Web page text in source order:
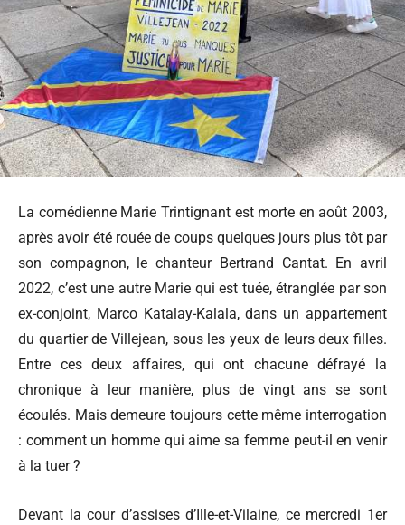
La comédienne Marie Trintignantest morte en août 2003,
après avoir été rouée de coups quelques jours plus tôt par
son compagnon, le chanteur Bertrand Cantat. En avril
2022, c’est une autre Marie qui est tuée, étranglée par son
ex-conjoint, Marco Katalay-Kalala, dans un appartement
du quartier de Villejean, sous les yeux de leurs deux filles.
Entre ces deux affaires, qui ont chacune défrayé la
chronique à leur manière, plus de vingt ans se sont
écoulés. Mais demeure toujours cette même interrogation
: comment un homme qui aime sa femme peut-il en venir
à la tuer ?
Devant la cour d’assises d’Ille-et-Vilaine, ce mercredi 1er